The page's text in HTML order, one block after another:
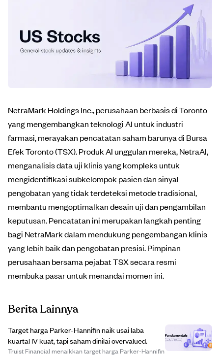
NetraMark Holdings Inc., perusahaan berbasis di Toronto
yang mengembangkan teknologi AI untuk industri
farmasi, merayakan pencatatan saham barunya di Bursa
Efek Toronto (TSX). Produk AI unggulan mereka, NetraAI,
menganalisis data uji klinis yang kompleks untuk
mengidentifikasi subkelompok pasien dan sinyal
pengobatan yang tidak terdeteksi metode tradisional,
membantu mengoptimalkan desain uji dan pengambilan
keputusan. Pencatatan ini merupakan langkah penting
bagi NetraMark dalam mendukung pengembangan klinis
yang lebih baik dan pengobatan presisi. Pimpinan
perusahaan bersama pejabat TSX secara resmi
membuka pasar untuk menandai momen ini.
Berita Lainnya
Target harga Parker-Hannifin naik usai laba
kuartal IV kuat, tapi saham dinilai overvalued.
Truist Financial menaikkan target harga Parker-Hannifin